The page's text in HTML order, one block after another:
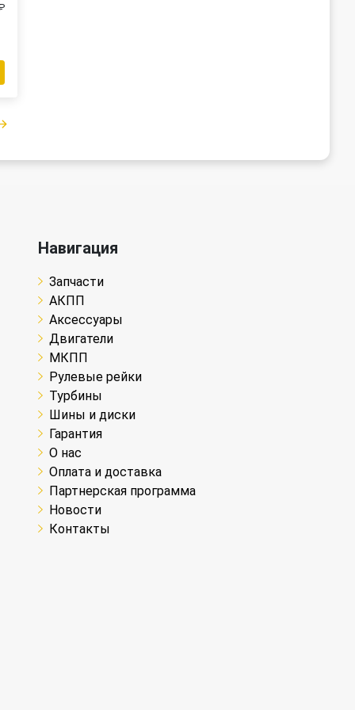
Навигация
Запчасти
АКПП
Аксессуары
Двигатели
МКПП
Рулевые рейки
Турбины
Шины и диски
Гарантия
О нас
Оплата и доставка
Партнерская программа
Новости
Контакты